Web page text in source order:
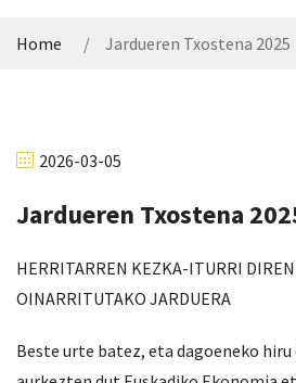
Home Jardueren Txostena 2025
2026-03-05
Jardueren Txostena
HERRITARREN KEZKA-ITURRI
OINARRITUTAKO JARDUERA
Beste urte batez, eta dagoeneko